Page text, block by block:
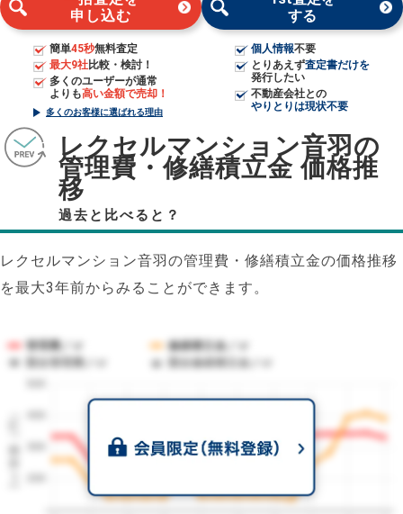
申し込む
簡単45秒無料査定
最大9社比較・検討！
多くのユーザーが通常
よりも高い金額で売却！
多くのお客様に選ばれる理由
する
個人情報不要
とりあえず査定書だけを
発行したい
不動産会社との
やりとりは現状不要
レクセルマンション音羽の
管理費・修繕積立金 価格推
移
過去と比べると？
レクセルマンション音羽の管理費・修繕積立金の価格推移
を最大3年前からみることができます。
1㎡単価（円）
管理費／㎡
修繕積立金／㎡